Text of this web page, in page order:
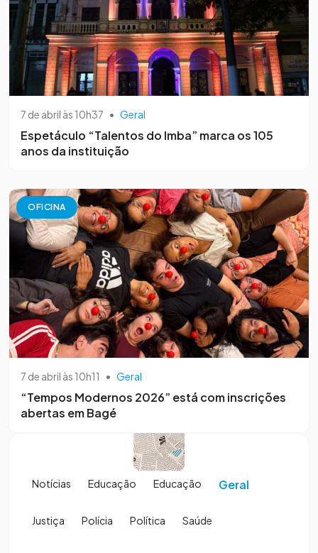
7 de abril às 10h37 • Geral
Espetáculo “Talentos do Imba” marca os 105
anos da instituição
OFICINA
7 de abril às 10h11 • Geral
“Tempos Modernos 2026” está com inscrições
abertas em Bagé
Notícias Educação Educação Geral
Justiça Polícia Política Saúde